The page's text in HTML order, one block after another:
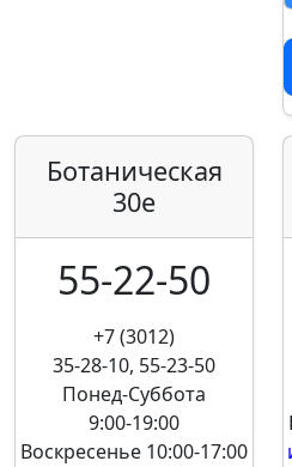
Ботаническая
30е
55-22-50
+7 (3012)
35-28-10, 55-23-50
Понед-Суббота
9:00-19:00
Воскресенье 10:00-17:00